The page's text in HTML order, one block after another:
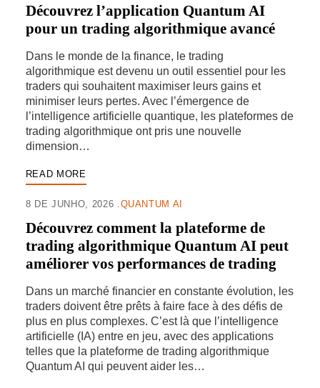
Découvrez l’application Quantum AI
pour un trading algorithmique avancé
Dans le monde de la finance, le trading
algorithmique est devenu un outil essentiel pour les
traders qui souhaitent maximiser leurs gains et
minimiser leurs pertes. Avec l’émergence de
l’intelligence artificielle quantique, les plateformes de
trading algorithmique ont pris une nouvelle
dimension…
READ MORE
8 DE JUNHO, 2026 QUANTUM AI
Découvrez comment la plateforme de
trading algorithmique Quantum AI peut
améliorer vos performances de trading
Dans un marché financier en constante évolution, les
traders doivent être prêts à faire face à des défis de
plus en plus complexes. C’est là que l’intelligence
artificielle (IA) entre en jeu, avec des applications
telles que la plateforme de trading algorithmique
Quantum AI qui peuvent aider les…